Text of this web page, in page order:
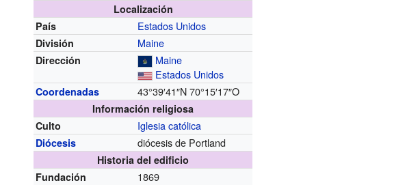
Localización
País
Estados Unidos
División Maine
Dirección
Maine
Estados Unidos
Coordenadas 43°39′41″N 70°15′17″O
Información religiosa
Culto
Iglesia católica
Diócesis diócesis de Portland
Historia del edificio
Fundación
1869